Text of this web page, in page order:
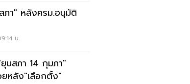
ภา" หลังครม.อนุมัติ
น.
บสภา 14 กุมภา"
หลัง"เลือกตั้ง"